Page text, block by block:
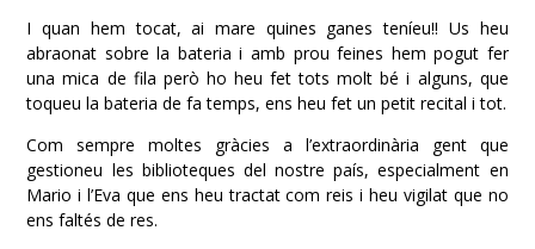
I quan hem tocat, ai mare quines ganes teníeu!! Us heu
abraonat sobre la bateria i amb prou feines hem pogut fer
una mica de fila però ho heu fet tots molt bé i alguns, que
toqueu la bateria de fa temps, ens heu fet un petit recital i tot.
Com sempre moltes gràcies a l’extraordinària gent que
gestioneu les biblioteques del nostre país, especialment en
Mario i l’Eva que ens heu tractat com reis i heu vigilat que no
ens faltés de res.